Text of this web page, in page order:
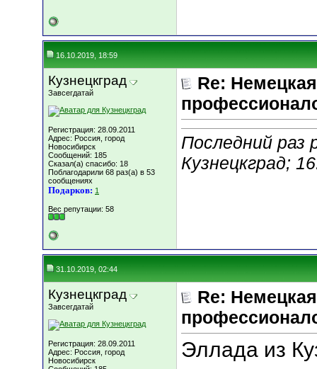
16.10.2019, 18:59
Кузнецкград
Завсегдатай
Регистрация: 28.09.2011
Адрес: Россия, город
Новосибирск
Сообщений: 185
Сказал(а) спасибо: 18
Поблагодарили 68 раз(а) в 53
сообщениях
Подарков: 1
Вес репутации: 58
Re:
Последний раз
Кузнецкград;
31.10.2019, 02:44
Кузнецкград
Завсегдатай
Регистрация: 28.09.2011
Адрес: Россия, город
Новосибирск
Re:
Эллада из